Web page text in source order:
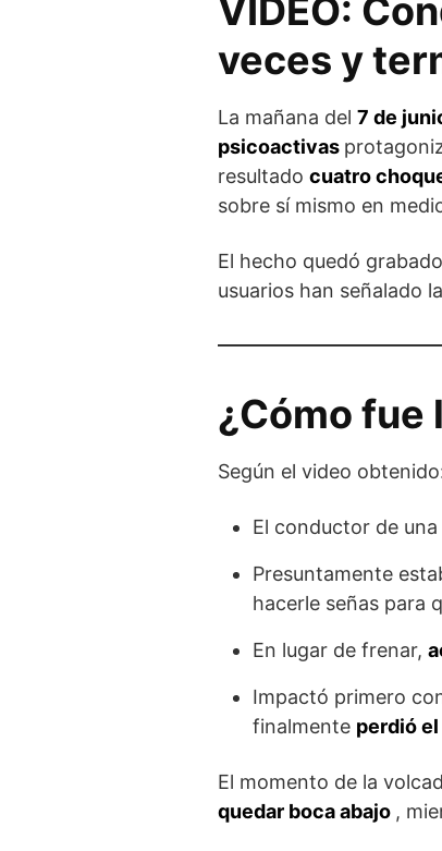
VIDEO:
veces y
La mañana del 7 de
psicoactivas
resultado cuatro
sobre sí mismo en
El hecho quedó
usuarios han señalado
¿Cómo fue
Según el video
El conductor de
Presuntamente
hacerle señas para
En lugar de frenar,
Impactó primero
finalmente perdió
El momento de la
quedar boca abajo ,